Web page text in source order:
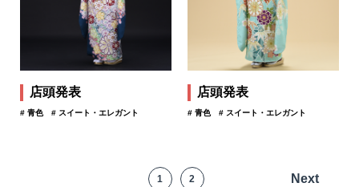
店頭発表
# 青色 # スイート・エレガント
店頭発表
# 青色 # スイート・エレガント
1 2 Next